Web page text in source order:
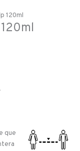
120ml
que